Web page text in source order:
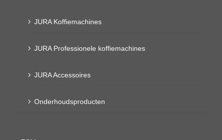
JURA Koffiemachines
JURA Professionele koffiemachines
JURA Accessoires
Onderhoudsproducten